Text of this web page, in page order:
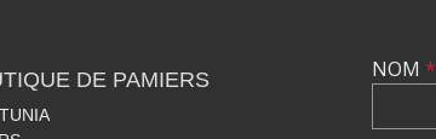
DE PAMIERS
NOM *